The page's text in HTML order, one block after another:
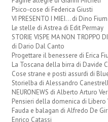
Psico-cose di Federica Giusti
VI PRESENTO I MIEI... di Dino
Le stelle di Astrea di Edit Permay
STORIE VISPE MA NON TROPPO
di Dario Dal Canto
Progettare il benessere di Erica
La Toscana della birra di Davide
Cose strane e posti assurdi di
Storielba di Alessandro
NEURONEWS di Alberto Arturo
Pensieri della domenica di Libero
Fauda e balagan di Alfredo De
Enrico Catassi